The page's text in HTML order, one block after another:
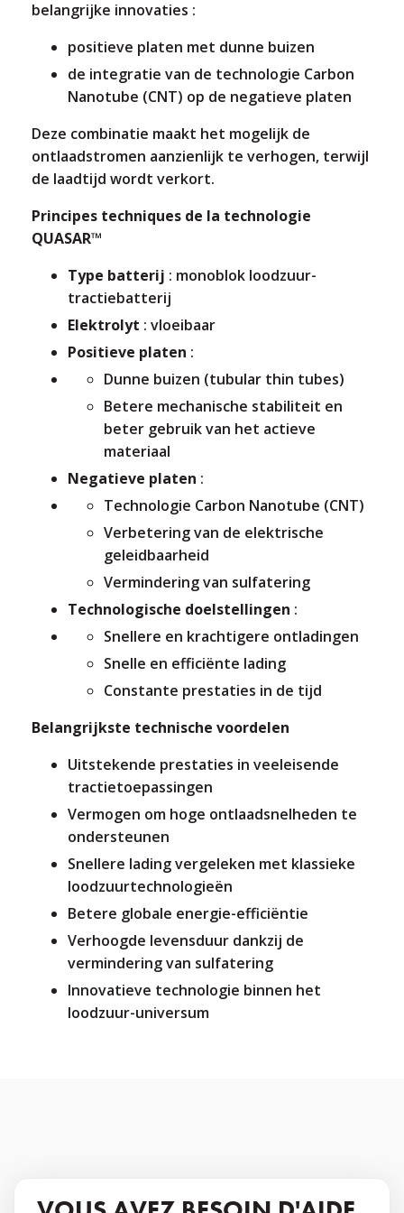
belangrijke innovaties :
positieve platen met dunne buizen
de integratie van de technologie Carbon
Nanotube (CNT) op de negatieve platen
Deze combinatie maakt het mogelijk de
ontlaadstromen aanzienlijk te verhogen, terwijl
de laadtijd wordt verkort.
Principes techniques de la technologie
QUASAR™
Type batterij : monoblok loodzuur-
tractiebatterij
Elektrolyt : vloeibaar
Positieve platen :
Dunne buizen (tubular thin tubes)
Betere mechanische stabiliteit en
beter gebruik van het actieve
materiaal
Negatieve platen :
Technologie Carbon Nanotube (CNT)
Verbetering van de elektrische
geleidbaarheid
Vermindering van sulfatering
Technologische doelstellingen :
Snellere en krachtigere ontladingen
Snelle en efficiënte lading
Constante prestaties in de tijd
Belangrijkste technische voordelen
Uitstekende prestaties in veeleisende
tractietoepassingen
Vermogen om hoge ontlaadsnelheden te
ondersteunen
Snellere lading vergeleken met klassieke
loodzuurtechnologieën
Betere globale energie-efficiëntie
Verhoogde levensduur dankzij de
vermindering van sulfatering
Innovatieve technologie binnen het
loodzuur-universum